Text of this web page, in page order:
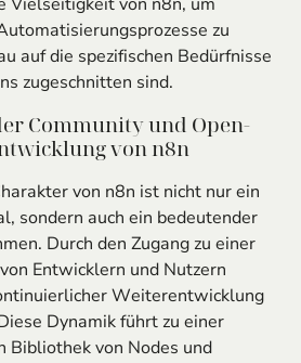
zu
auf die spezifischen Bedürfnisse
zugeschnitten sind.
Community und Open-
von n8n
von n8n ist nicht nur ein
sondern auch ein bedeutender
Durch den Zugang zu einer
Entwicklern und Nutzern
Weiterentwicklung
Dynamik führt zu einer
Bibliothek von Nodes und